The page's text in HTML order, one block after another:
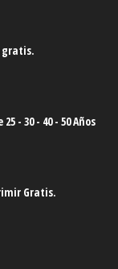
gratis.
- 30 - 40 - 50 Años
Gratis.